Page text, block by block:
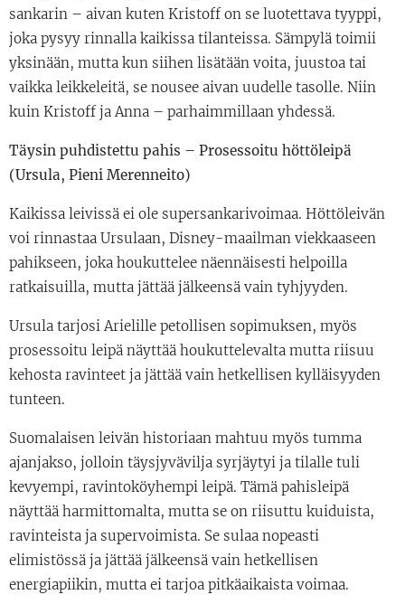
sankarin – aivan kuten Kristoff on se luotettava tyyppi,
joka pysyy rinnalla kaikissa tilanteissa. Sämpylä toimii
yksinään, mutta kun siihen lisätään voita, juustoa tai
vaikka leikkeleitä, se nousee aivan uudelle tasolle. Niin
kuin Kristoff ja Anna – parhaimmillaan yhdessä.
Täysin puhdistettu pahis – Prosessoitu höttöleipä
(Ursula, Pieni Merenneito)
Kaikissa leivissä ei ole supersankarivoimaa. Höttöleivän
voi rinnastaa Ursulaan, Disney-maailman viekkaaseen
pahikseen, joka houkuttelee näennäisesti helpoilla
ratkaisuilla, mutta jättää jälkeensä vain tyhjyyden.
Ursula tarjosi Arielille petollisen sopimuksen, myös
prosessoitu leipä näyttää houkuttelevalta mutta riisuu
kehosta ravinteet ja jättää vain hetkellisen kylläisyyden
tunteen.
Suomalaisen leivän historiaan mahtuu myös tumma
ajanjakso, jolloin täysjyvävilja syrjäytyi ja tilalle tuli
kevyempi, ravintoköyhempi leipä. Tämä pahisleipä
näyttää harmittomalta, mutta se on riisuttu kuiduista,
ravinteista ja supervoimista. Se sulaa nopeasti
elimistössä ja jättää jälkeensä vain hetkellisen
energiapiikin, mutta ei tarjoa pitkäaikaista voimaa.